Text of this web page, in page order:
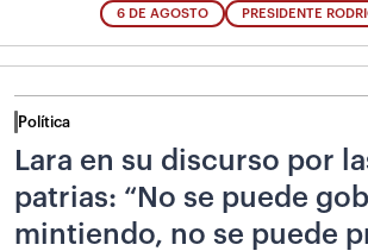
6 DE AGOSTO PRESIDENTE
Política
Lara en su discurso por
patrias: “No se puede
mintiendo, no se puede